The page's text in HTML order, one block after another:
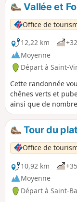
Vallée et
Office de
12,22 km
Moyenne
Départ à Saint-
Cette randonnée
chênes verts et
ainsi que de
du Barrès comme
méditerranéens et
Tour du
Office de
10,92 km
Moyenne
Départ à Saint-